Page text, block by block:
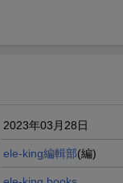
キャンペーンの拡散で
2023年03月28日
ele-king編輯部(編)